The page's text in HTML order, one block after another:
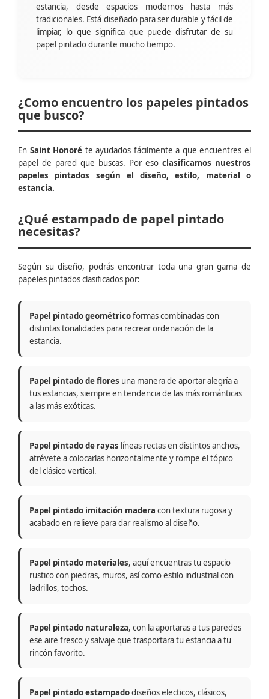
estancia, desde espacios modernos hasta más
tradicionales. Está diseñado para ser durable y fácil de
limpiar, lo que significa que puede disfrutar de su
papel pintado durante mucho tiempo.
¿Como encuentro los papeles pintados
que busco?
En Saint Honoré te ayudados fácilmente a que encuentres el
papel de pared que buscas. Por eso clasificamos nuestros
papeles pintados según el diseño, estilo, material o
estancia.
¿Qué estampado de papel pintado
necesitas?
Según su diseño, podrás encontrar toda una gran gama de
papeles pintados clasificados por:
Papel pintado geométricoformas combinadas con
distintas tonalidades para recrear ordenación de la
estancia.
Papel pintado de flores una manera de aportar alegría a
tus estancias, siempre en tendencia de las más románticas
a las más exóticas.
Papel pintado de rayas líneas rectas en distintos anchos,
atrévete a colocarlas horizontalmente y rompe el tópico
del clásico vertical.
Papel pintado imitación madera con textura rugosa y
acabado en relieve para dar realismo al diseño.
Papel pintado materiales, aquí encuentras tu espacio
rustico con piedras, muros, así como estilo industrial con
ladrillos, tochos.
Papel pintado naturaleza, con la aportaras a tus paredes
ese aire fresco y salvaje que trasportara tu estancia a tu
rincón favorito.
Papel pintado estampadodiseños electicos, clásicos,